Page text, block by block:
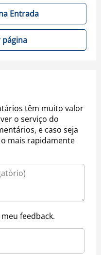
Entrada
têm muito valor
o serviço do
e caso seja
mais rapidamente
feedback.